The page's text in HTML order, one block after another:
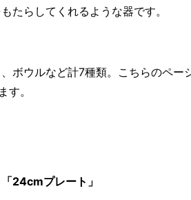
たらしてくれるような器です。
ボウルなど計7種類。こちらのペー
す。
24cmプレート」